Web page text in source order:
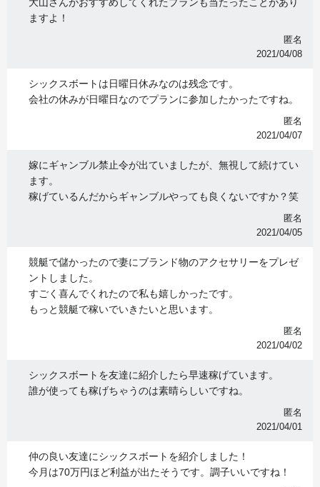
ますよ！
匿名
2021/04/08
シックスボートは日曜日休みなのは残念です。
会社の休みが日曜日なのでプランに参加したかったですね。
匿名
2021/04/07
嫁にギャンブル禁止令が出ていましたが、無視して続けてい
ます。
稼げているんだからギャンブルやっても良くないですか？笑
匿名
2021/04/05
競艇で儲かったので妻にブランド物のアクセサリーをプレゼ
ントしました。
すごく喜んでくれたので私も嬉しかったです。
もっと競艇で稼いでいきたいと思います。
匿名
2021/04/02
シックスボートを友達に紹介したら早速稼げています。
誰が使っても稼げちゃうのは素晴らしいですね。
匿名
2021/04/01
仲の良い友達にシックスボートを紹介しました！
今月は70万円ほど利益が出たそうです。調子いいですね！